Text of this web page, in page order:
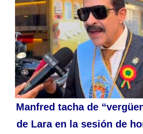
Manfred tacha de
de Lara en la sesión de